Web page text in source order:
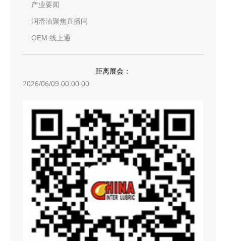
产业要闻
润滑油聚焦直播间
OEM 线上通
距离展会：
2026/06/09 00:00:00